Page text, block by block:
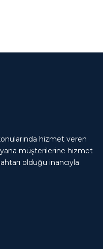
hizmet veren
müşterilerine hizmet
olduğu inancıyla